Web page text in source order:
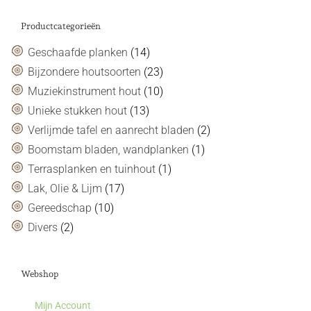
Productcategorieën
Geschaafde planken (14)
Bijzondere houtsoorten (23)
Muziekinstrument hout (10)
Unieke stukken hout (13)
Verlijmde tafel en aanrecht bladen (2)
Boomstam bladen, wandplanken (1)
Terrasplanken en tuinhout (1)
Lak, Olie & Lijm (17)
Gereedschap (10)
Divers (2)
Webshop
Mijn Account